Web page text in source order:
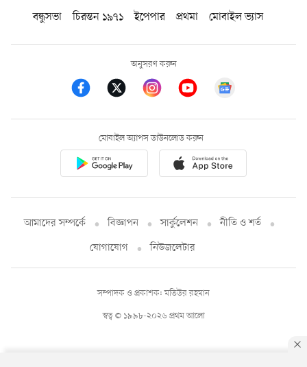
বন্ধুসভা
চিরন্তন ১৯৭১ ইপেপার প্রথমা মোবাইল ভ্যাস
অনুসরণ করুন
মোবাইল অ্যাপস ডাউনলোড করুন
আমাদের সম্পর্কে বিজ্ঞাপন সার্কুলেশন
নীতি ও শর্ত
যোগাযোগ
নিউজলেটার
স্বত্ব © ১৯৯৮-২০২৬ প্রথম আলো
সম্পাদক ও প্রকাশক: মতিউর রহমান